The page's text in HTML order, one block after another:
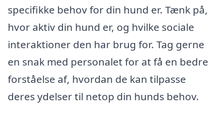
specifikke behov for din hund er. Tænk på,
hvor aktiv din hund er, og hvilke sociale
interaktioner den har brug for. Tag gerne
en snak med personalet for at få en bedre
forståelse af, hvordan de kan tilpasse
deres ydelser til netop din hunds behov.